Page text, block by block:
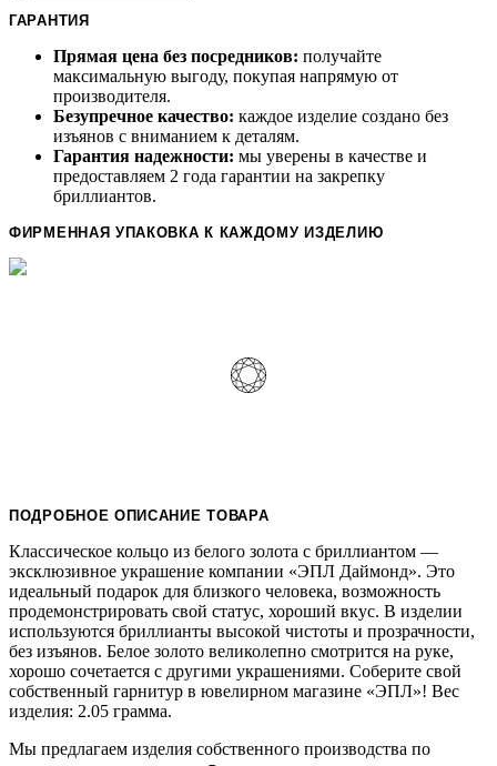
ГАРАНТИЯ
Прямая цена без посредников: получайте
максимальную выгоду, покупая напрямую от
производителя.
Безупречное качество: каждое изделие создано без
изъянов с вниманием к деталям.
Гарантия надежности: мы уверены в качестве и
предоставляем 2 года гарантии на закрепку
бриллиантов.
ФИРМЕННАЯ УПАКОВКА К КАЖДОМУ ИЗДЕЛИЮ
ПОДРОБНОЕ ОПИСАНИЕ ТОВАРА
Классическое кольцо из белого золота с бриллиантом —
эксклюзивное украшение компании «ЭПЛ Даймонд». Это
идеальный подарок для близкого человека, возможность
продемонстрировать свой статус, хороший вкус. В изделии
используются бриллианты высокой чистоты и прозрачности,
без изъянов. Белое золото великолепно смотрится на руке,
хорошо сочетается с другими украшениями. Соберите свой
собственный гарнитур в ювелирном магазине «ЭПЛ»! Вес
изделия: 2.05 грамма.
Мы предлагаем изделия собственного производства по